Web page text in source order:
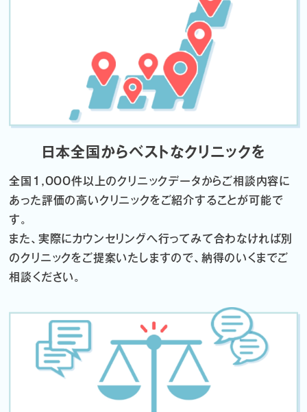
日本全国からベストなクリニックを
全国1,000件以上のクリニックデータからご相談内容に
あった評価の高いクリニックをご紹介することが可能で
す。
また、実際にカウンセリングへ行ってみて合わなければ別
のクリニックをご提案いたしますので、納得のいくまでご
相談ください。